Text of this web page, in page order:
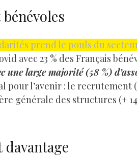
prend le pouls du
avec 23 % des Français
large majorité (58 %)
pour l’avenir : le
générale des structures (+
davantage